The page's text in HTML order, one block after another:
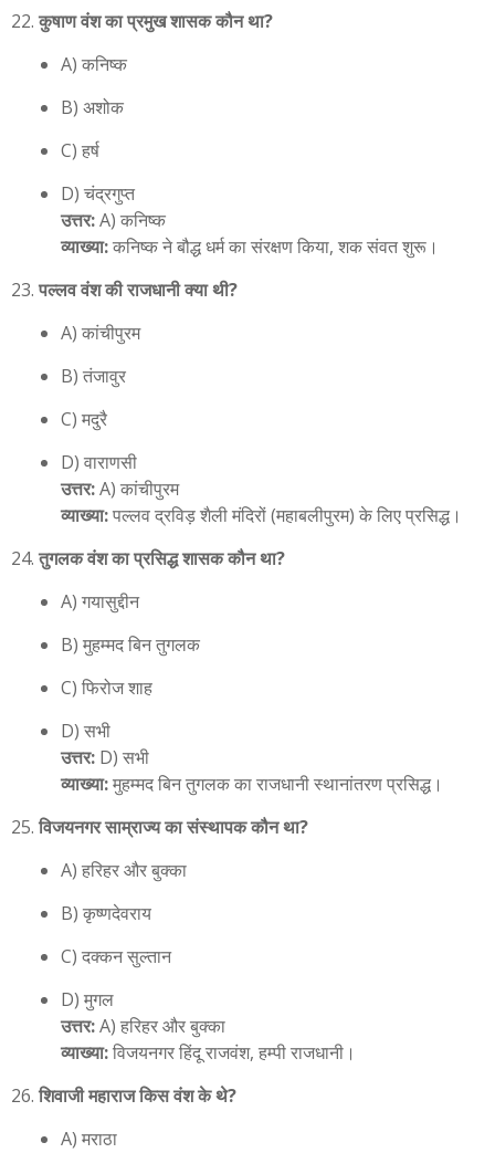
कुषाण वंश का प्रमुख शासक कौन था?
A) कनिष्क
B) अशोक
C) हर्ष
D) चंद्रगुप्त
उत्तर:A) कनिष्क
व्याख्या:कनिष्क ने बौद्ध धर्म का संरक्षण किया, शक संवत शुरू।
पल्लव वंश की राजधानी क्या थी?
A) कांचीपुरम
B) तंजावुर
C) मदुरै
D) वाराणसी
उत्तर:A) कांचीपुरम
व्याख्या:पल्लव द्रविड़ शैली मंदिरों (महाबलीपुरम) के लिए प्रसिद्ध।
तुगलक वंश का प्रसिद्ध शासक कौन था?
A) गयासुद्दीन
B) मुहम्मद बिन तुगलक
C) फिरोज शाह
D) सभी
उत्तर: D) सभी
व्याख्या:मुहम्मद बिन तुगलक का राजधानी स्थानांतरण प्रसिद्ध।
विजयनगर साम्राज्य का संस्थापक कौन था?
A) हरिहर और बुक्का
B) कृष्णदेवराय
C) दक्कन सुल्तान
D) मुगल
उत्तर:A) हरिहर और बुक्का
व्याख्या:विजयनगर हिंदू राजवंश, हम्पी राजधानी।
शिवाजी महाराज किस वंश के थे?
A) मराठा